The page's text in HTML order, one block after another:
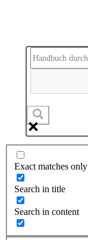
Exact matches only
Search in title
Search in content